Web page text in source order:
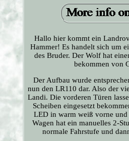
Hallo hier kommt ein
Hammer! Es handelt sich um
des Bruder. Der Wolf hat
bekommen von
Der Aufbau wurde
nun den LR110 dar. Also der
Landi. Die vorderen Türen
Scheiben eingesetzt
LED in warm weiß vorne
Wagen hat ein manuelles 2-
normale Fahrstufe und